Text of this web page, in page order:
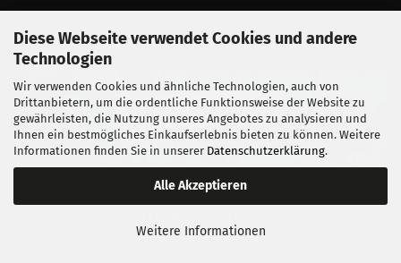
Diese Webseite verwendet Cookies und andere
Technologien
Wir verwenden Cookies und ähnliche Technologien, auch von
Drittanbietern, um die ordentliche Funktionsweise der Website zu
gewährleisten, die Nutzung unseres Angebotes zu analysieren und
Ihnen ein bestmögliches Einkaufserlebnis bieten zu können. Weitere
Informationen finden Sie in unserer Datenschutzerklärung.
Alle Akzeptieren
Weitere Informationen
Vertrag widerrufen
Entwickelt vonfabian heinz webdesign